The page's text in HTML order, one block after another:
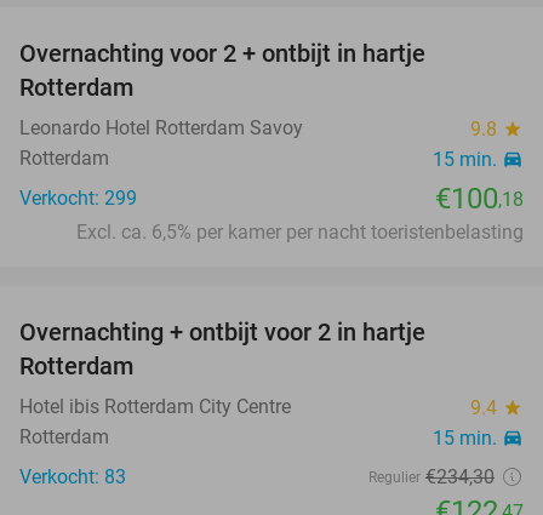
Overnachting voor 2 + ontbijt in hartje
Rotterdam
Leonardo Hotel Rotterdam Savoy 9.8 star
Rotterdam 15 min. directions_car
Verkocht: 299 €100,18
Excl. ca. 6,5% per kamer per nacht toeristenbelasting
Overnachting + ontbijt voor 2 in hartje
Rotterdam
Hotel ibis Rotterdam City Centre 9.4 star
Rotterdam 15 min. directions_car
Verkocht: 83 Regulier €234,30